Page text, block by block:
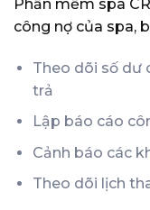
Phần mềm spa
công nợ của spa,
Theo dõi số dư
trả
Lập báo cáo
Cảnh báo các
Theo dõi lịch